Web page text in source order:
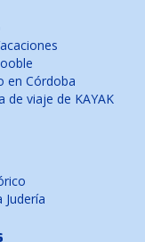
en Córdoba
de viaje de KAYAK